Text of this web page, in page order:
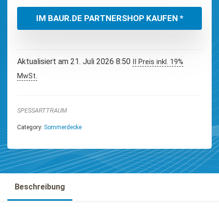
IM BAUR.DE PARTNERSHOP KAUFEN *
Aktualisiert am 21. Juli 2026 8:50
II Preis inkl. 19%
MwSt.
SPESSARTTRAUM
Category: Sommerdecke
Beschreibung